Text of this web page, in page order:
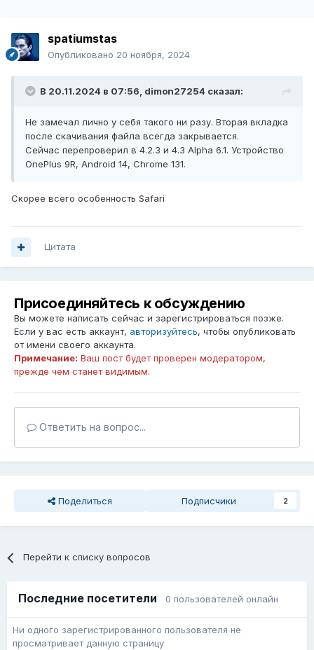
spatiumstas
Опубликовано 20 ноября, 2024
В 20.11.2024 в 07:56, dimon27254 сказал:
Не замечал лично у себя такого ни разу. Вторая вкладка
после скачивания файла всегда закрывается.
Сейчас перепроверил в 4.2.3 и 4.3 Alpha 6.1. Устройство
OnePlus 9R, Android 14, Chrome 131.
Скорее всего особенность Safari
Цитата
Присоединяйтесь к обсуждению
Вы можете написать сейчас и зарегистрироваться позже.
Если у вас есть аккаунт, авторизуйтесь, чтобы опубликовать
от имени своего аккаунта.
Примечание: Ваш пост будет проверен модератором,
прежде чем станет видимым.
Ответить на вопрос...
Поделиться Подписчики 2
Перейти к списку вопросов
Последние посетители 0 пользователей онлайн
Ни одного зарегистрированного пользователя не
просматривает данную страницу